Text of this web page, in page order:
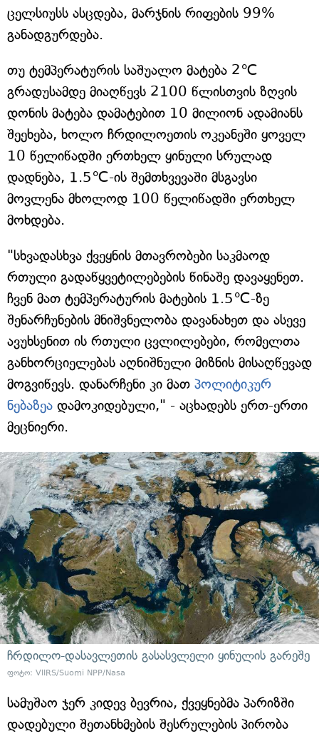
ცელსიუსს ასცდება, მარჯნის რიფების 99%
განადგურდება.
თუ ტემპერატურის საშუალო მატება 2℃
გრადუსამდე მიაღწევს 2100 წლისთვის ზღვის
დონის მატება დამატებით 10 მილიონ ადამიანს
შეეხება, ხოლო ჩრდილოეთის ოკეანეში ყოველ
10 წელიწადში ერთხელ ყინული სრულად
დადნება, 1.5℃-ის შემთხვევაში მსგავსი
მოვლენა მხოლოდ 100 წელიწადში ერთხელ
მოხდება.
"სხვადასხვა ქვეყნის მთავრობები საკმაოდ
რთული გადაწყვეტილებების წინაშე დავაყენეთ.
ჩვენ მათ ტემპერატურის მატების 1.5℃-ზე
შენარჩუნების მნიშვნელობა დავანახეთ და ასევე
ავუხსენით ის რთული ცვლილებები, რომელთა
განხორციელებას აღნიშნული მიზნის მისაღწევად
მოგვიწევს. დანარჩენი კი მათ პოლიტიკურ
ნებაზეა დამოკიდებული," - აცხადებს ერთ-ერთი
მეცნიერი.
ჩრდილო-დასავლეთის გასასვლელი ყინულის გარეშე
ფოტო: VIIRS/Suomi NPP/Nasa
სამუშაო ჯერ კიდევ ბევრია, ქვეყნებმა პარიზში
დადებული შეთანხმების შესრულების პირობა